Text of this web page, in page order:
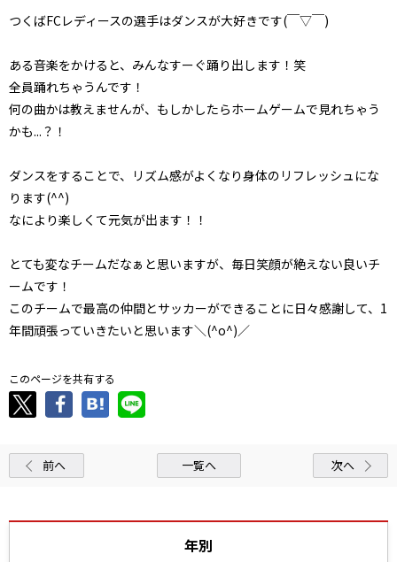
つくばFCレディースの選手はダンスが大好きです(￣▽￣)
ある音楽をかけると、みんなすーぐ踊り出します！笑
全員踊れちゃうんです！
何の曲かは教えませんが、もしかしたらホームゲームで見れちゃう
かも...？！
ダンスをすることで、リズム感がよくなり身体のリフレッシュにな
ります(^^)
なにより楽しくて元気が出ます！！
とても変なチームだなぁと思いますが、毎日笑顔が絶えない良いチ
ームです！
このチームで最高の仲間とサッカーができることに日々感謝して、1
年間頑張っていきたいと思います＼(^o^)／
このページを共有する
前へ 一覧へ 次へ
年別